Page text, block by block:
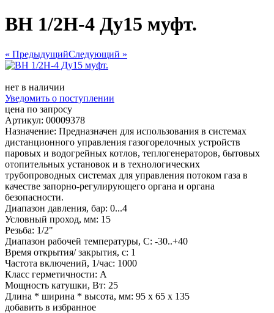
ВН 1/2Н-4 Ду15 муфт.
« ПредыдущийСледующий »
нет в наличии
Уведомить о поступлении
цена по запросу
Артикул: 00009378
Назначение: Предназначен для использования в системах
дистанционного управления газогорелочных устройств
паровых и водогрейных котлов, теплогенераторов, бытовых
отопительных установок и в технологических
трубопроводных системах для управления потоком газа в
качестве запорно-регулирующего органа и органа
безопасности.
Диапазон давления, бар: 0...4
Условный проход, мм: 15
Резьба: 1/2"
Диапазон рабочей температуры, С: -30..+40
Время открытия/ закрытия, с: 1
Частота включений, 1/час: 1000
Класс герметичности: А
Мощность катушки, Вт: 25
Длина * ширина * высота, мм: 95 х 65 х 135
добавить в избранное